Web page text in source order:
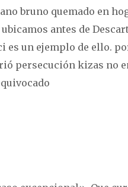
bruno quemado en
antes de
es un ejemplo de ello.
persecución kizas no